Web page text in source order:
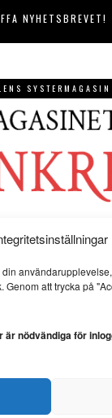
Genom att trycka på
nödvändiga för
SYSTERMAGASIN